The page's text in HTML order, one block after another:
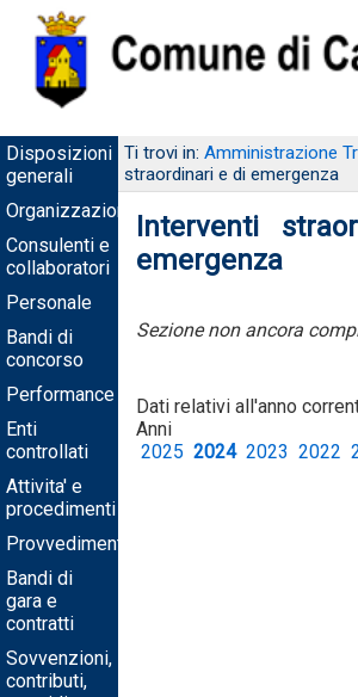
Disposizioni
generali
Organizzazione
Consulenti e
collaboratori
Personale
Bandi di
concorso
Performance
Enti
controllati
Attivita' e
procedimenti
Provvedimenti
Bandi di
gara e
contratti
Sovvenzioni,
contributi,
Ti trovi in: Amministrazione
straordinari e di emergenza
Interventi
emergenza
Sezione non ancora
Dati relativi all'anno
Anni
2025 2024 2023 2022